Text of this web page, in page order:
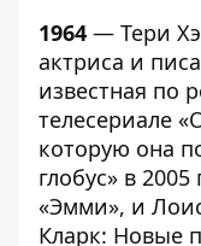
1964 — Тери
актриса и
известная по
телесериале
которую она
глобус» в
«Эмми», и
Кларк: Новые